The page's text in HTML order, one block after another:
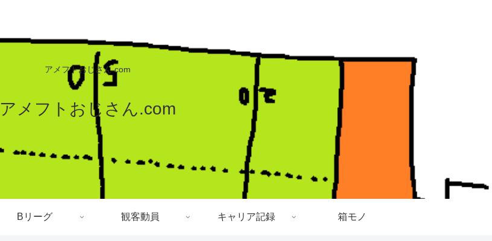
アメフトおじさん.com
アメフトおじさん.com
Bリーグ 観客動員 キャリア記録 箱モノ